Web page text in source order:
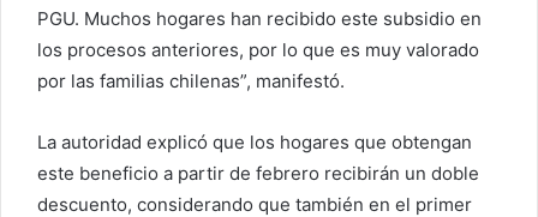
PGU. Muchos hogares han recibido este subsidio en
los procesos anteriores, por lo que es muy valorado
por las familias chilenas”, manifestó.
La autoridad explicó que los hogares que obtengan
este beneficio a partir de febrero recibirán un doble
descuento, considerando que también en el primer